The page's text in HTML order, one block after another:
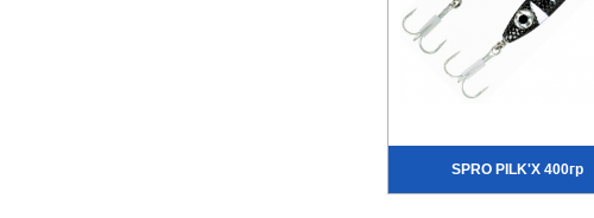
SPRO PILK'X 400гр